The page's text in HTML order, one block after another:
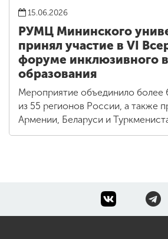
15.06.2026
РУМЦ Мининского
принял участие в VI
форуме инклюзивного
образования
Мероприятие объединило более
из 55 регионов России, а также
Армении, Беларуси и